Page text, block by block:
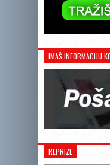
IMAŠ INFORMACIJU
REPRIZE